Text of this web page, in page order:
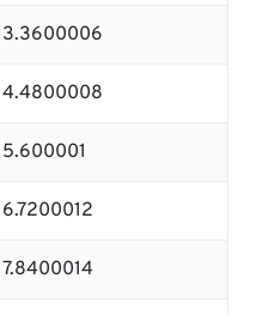
3.3600006
4.4800008
5.600001
6.7200012
7.8400014